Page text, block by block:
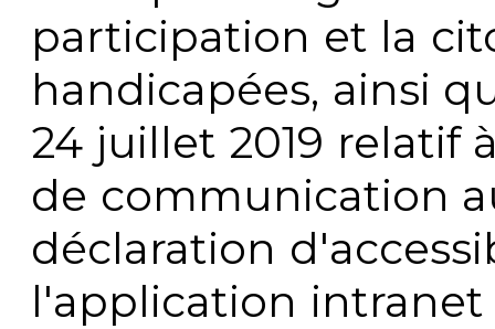
participation et la
handicapées, ainsi
24 juillet 2019 relatif
de communication
déclaration
l'application